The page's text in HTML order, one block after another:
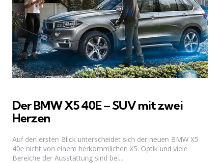
Der BMW X5 40E – SUV mit zwei
Herzen
Auf den ersten Blick unterscheidet sich der neuen BMW X5
40e nicht von einem herkömmlichen X5. Optik und viele
Bereiche der Ausstattung sind bei...